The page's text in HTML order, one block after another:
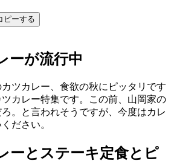
ピーする
ーが流行中
ツカレー、食欲の秋にピッタリです
カレー特集です。この前、山岡家の
。と言われそうですが、今度はカレ
ださい。
ーとステーキ定食とピ